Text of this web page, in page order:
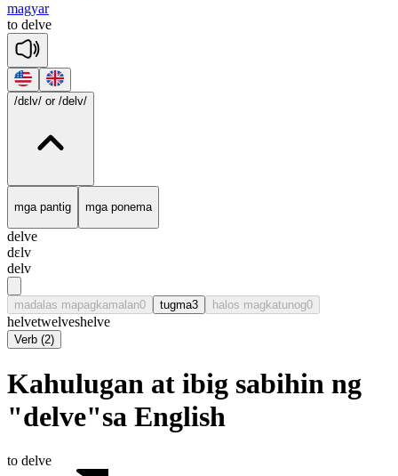
magyar
to delve
/dɛlv/ or /delv/
mga pantig mga ponema
delve
dɛlv
delv
madalas mapagkamalan0 tugma3 halos magkatunog0
helvetwelveshelve
Verb (2)
Kahulugan at ibig sabihin ng
"delve"sa English
to delve